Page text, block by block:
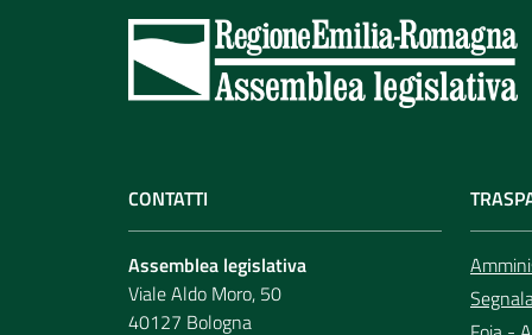
CONTATTI
Assemblea legislativa
Viale Aldo Moro, 50
40127 Bologna